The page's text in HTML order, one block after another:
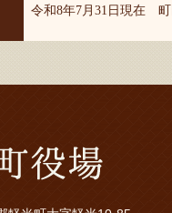
令和8年7月31日現在